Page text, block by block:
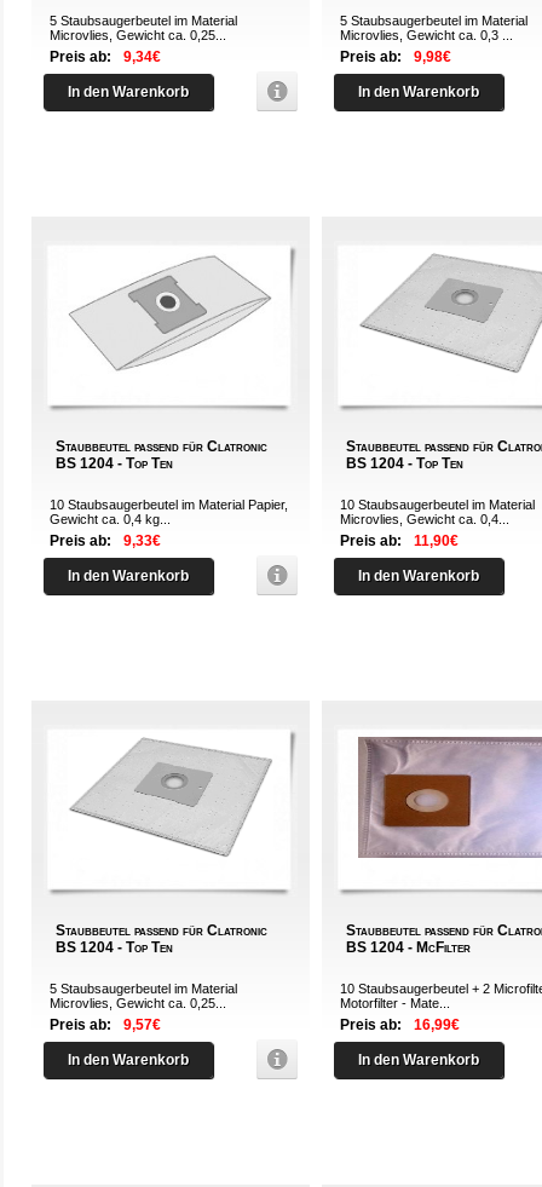
5 Staubsaugerbeutel im Material
Microvlies, Gewicht ca. 0,25...
Preis ab: 9,34€
In den Warenkorb
5 Staubsaugerbeutel im Material
Microvlies, Gewicht ca. 0,3 ...
Preis ab: 9,98€
In den Warenkorb
Staubbeutel passend für Clatronic
BS 1204 - Top Ten
10 Staubsaugerbeutel im Material Papier,
Gewicht ca. 0,4 kg...
Preis ab: 9,33€
In den Warenkorb
Staubbeutel passend für
BS 1204 - Top Ten
10 Staubsaugerbeutel im Material
Microvlies, Gewicht ca. 0,4...
Preis ab: 11,90€
In den Warenkorb
Staubbeutel passend für Clatronic
BS 1204 - Top Ten
5 Staubsaugerbeutel im Material
Microvlies, Gewicht ca. 0,25...
Preis ab: 9,57€
In den Warenkorb
Staubbeutel passend für
BS 1204 - McFilter
10 Staubsaugerbeutel + 2
Motorfilter - Mate...
Preis ab: 16,99€
In den Warenkorb